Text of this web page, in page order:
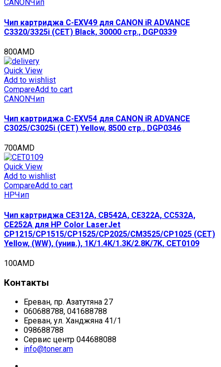
CANONЧип
Чип картриджа C-EXV49 для CANON iR ADVANCE
C3320/3325i (CET) Black, 30000 стр., DGP0339
800AMD
Quick View
Add to wishlist
CompareAdd to cart
CANONЧип
Чип картриджа C-EXV54 для CANON iR ADVANCE
C3025/C3025i (CET) Yellow, 8500 стр., DGP0346
700AMD
Quick View
Add to wishlist
CompareAdd to cart
HPЧип
Чип картриджа CE312A, CB542A, CE322A, CC532A,
CE252A для HP Color LaserJet
CP1215/CP1515/CP1525/CP2025/CM3525/CP1025 (CET)
Yellow, (WW), (унив.), 1K/1.4K/1.3K/2.8K/7K, CET0109
100AMD
Контакты
Ереван, пр. Азатутяна 27
060688788, 041688788
Ереван, ул. Ханджяна 41/1
098688788
Сервис центр 044688088
info@toner.am